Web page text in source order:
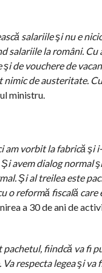
salariile şi nu e
salariile la români. Cu
de vouchere de
nimic de austeritate.
ministru.
am vorbit la fabrică şi
avem dialog normal
Şi al treilea este
o reformă fiscală care
a 30 de ani de
pachetul, fiindcă va fi
respecta legea şi va